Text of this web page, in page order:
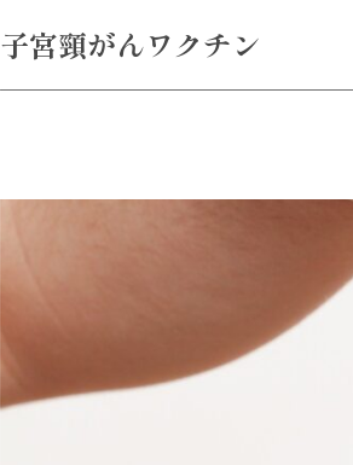
子宮頸がんワクチン